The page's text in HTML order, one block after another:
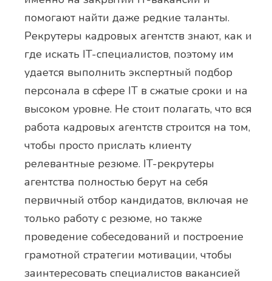
помогают найти даже редкие таланты.
Рекрутеры кадровых агентств знают, как и
где искать IT-специалистов, поэтому им
удается выполнить экспертный подбор
персонала в сфере IT в сжатые сроки и на
высоком уровне. Не стоит полагать, что вся
работа кадровых агентств строится на том,
чтобы просто прислать клиенту
релевантные резюме. IT-рекрутеры
агентства полностью берут на себя
первичный отбор кандидатов, включая не
только работу с резюме, но также
проведение собеседований и построение
грамотной стратегии мотивации, чтобы
заинтересовать специалистов вакансией